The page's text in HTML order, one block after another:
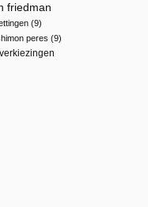
friedman
(9)
peres (9)
verkiezingen